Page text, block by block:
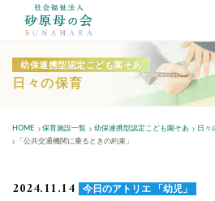
幼保連携型認定こども園そあ
日々の保育
HOME 保育施設一覧 幼保連携型認定こども園そあ
日々
「公共交通機関に乗るときの約束」
2024.11.14 今日のアトリエ 「幼児」